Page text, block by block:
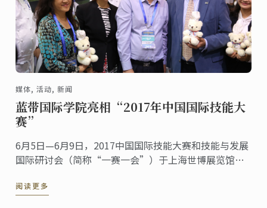
媒体, 活动, 新闻
蓝带国际学院亮相“2017年中国国际技能大
赛”
6月5日—6月9日，2017中国国际技能大赛和技能与发展
国际研讨会（简称“一赛一会”）于上海世博展览馆成
带国际学院在厨艺培训与教育方面超过120 ...
阅读更多